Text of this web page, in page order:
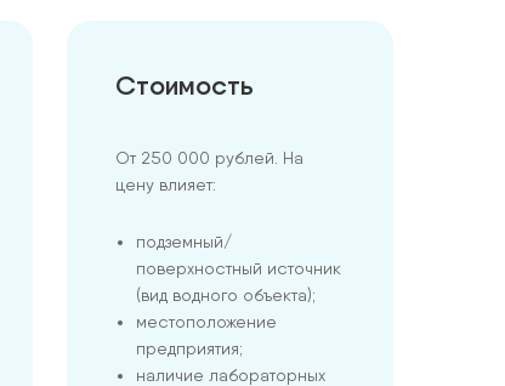
Стоимость
От 250 000 рублей. На
цену влияет:
подземный/
поверхностный источник
(вид водного объекта);
местоположение
предприятия;
наличие лабораторных